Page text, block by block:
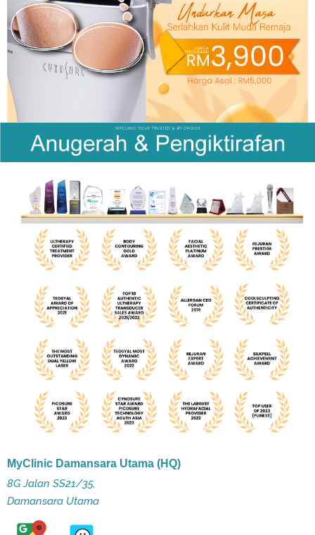
MyClinic Damansara Utama (HQ)
8G Jalan SS21/35,
Damansara Utama